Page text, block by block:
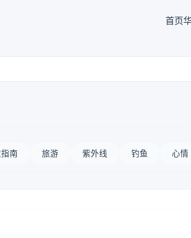
首页
南 旅游 紫外线 钓鱼 心情